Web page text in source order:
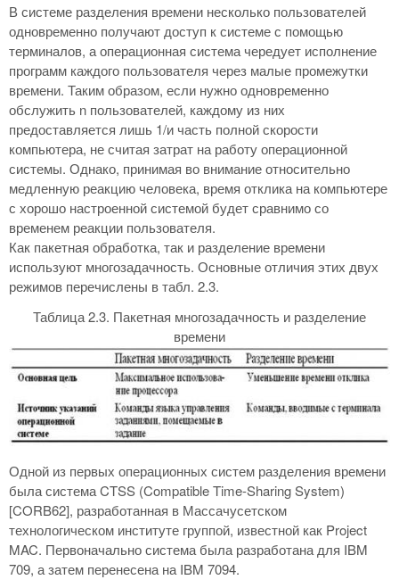
В системе разделения времени несколько пользователей
одновременно получают доступ к системе с помощью
терминалов, а операционная система чередует исполнение
программ каждого пользователя через малые промежутки
времени. Таким образом, если нужно одновременно
обслужить n пользователей, каждому из них
предоставляется лишь 1/и часть полной скорости
компьютера, не считая затрат на работу операционной
системы. Однако, принимая во внимание относительно
медленную реакцию человека, время отклика на компьютере
с хорошо настроенной системой будет сравнимо со
временем реакции пользователя.
Как пакетная обработка, так и разделение времени
используют многозадачность. Основные отличия этих двух
режимов перечислены в табл. 2.3.
Таблица 2.3. Пакетная многозадачность и разделение
времени
Одной из первых операционных систем разделения времени
была система CTSS (Compatible Time-Sharing System)
[CORB62], разработанная в Массачусетском
технологическом институте группой, известной как Project
MAC. Первоначально система была разработана для IBM
709, а затем перенесена на IBM 7094.